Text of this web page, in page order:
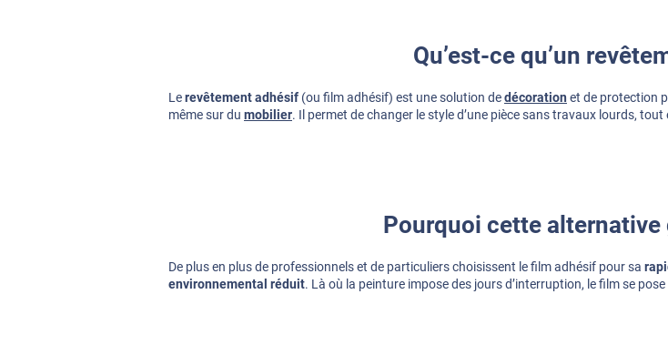
Qu’est-ce qu’un
Lerevêtement adhésif (ou film adhésif) est une solution dedécoration et de protection
même sur du mobilier. Il permet de changer le style d’une pièce sans travaux lourds,
Pourquoi cette alternative
De plus en plus de professionnels et de particuliers choisissent le film adhésif pour sa
environnemental réduit. Là où la peinture impose des jours d’interruption, le film se